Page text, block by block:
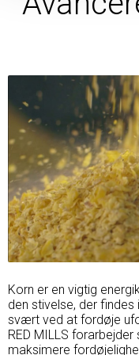
Korn er en vigtig
den stivelse, der
svært ved at fordøje
RED MILLS
maksimere